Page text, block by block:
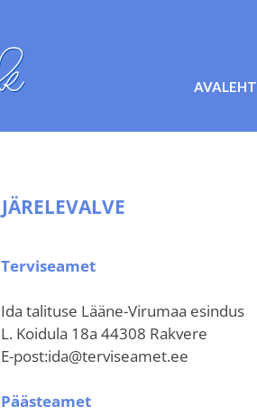
AVALEHT
JÄRELEVALVE
Terviseamet
Ida talituse Lääne-Virumaa esindus
L. Koidula 18a 44308 Rakvere
E-post:ida@terviseamet.ee
Päästeamet